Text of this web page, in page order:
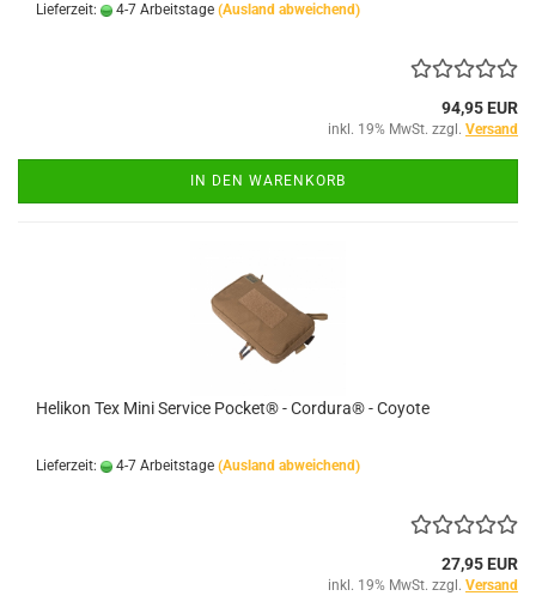
Lieferzeit: 4-7 Arbeitstage (Ausland abweichend)
94,95 EUR
inkl. 19% MwSt. zzgl. Versand
IN DEN WARENKORB
Helikon Tex Mini Service Pocket® - Cordura® - Coyote
Lieferzeit: 4-7 Arbeitstage (Ausland abweichend)
27,95 EUR
inkl. 19% MwSt. zzgl. Versand